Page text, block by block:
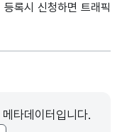
록시 신청하면 트래픽
타데이터입니다.